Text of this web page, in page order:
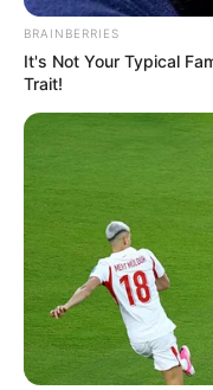
BRAINBERRIES
It's Not Your Typical
Trait!